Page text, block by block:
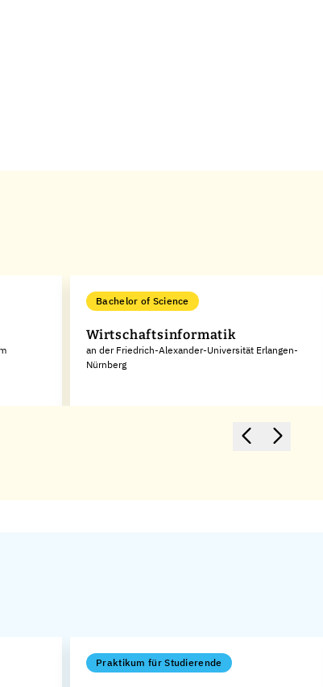
Bachelor of Science
Wirtschaftsinformatik
an der Friedrich-Alexander-Universität Erlangen-
Nürnberg
Praktikum für Studierende